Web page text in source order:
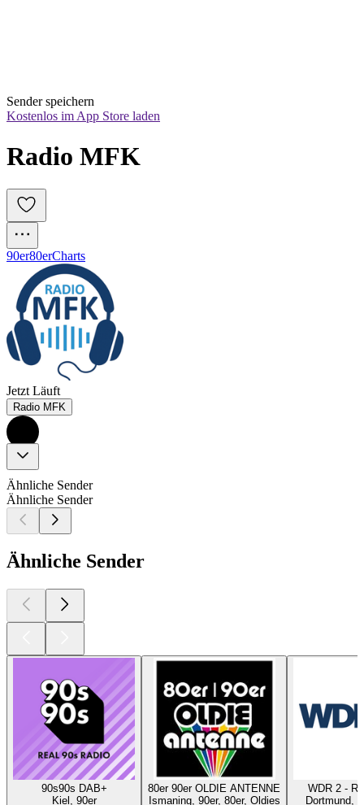
Sender speichern
Kostenlos im App Store laden
Radio MFK
90er80erCharts
Jetzt Läuft
Radio MFK
Ähnliche Sender
Ähnliche Sender
Ähnliche Sender
90s90s DAB+
Kiel, 90er
80er 90er OLDIE ANTENNE
Ismaning, 90er, 80er, Oldies
WDR 2 -
Dortmund,